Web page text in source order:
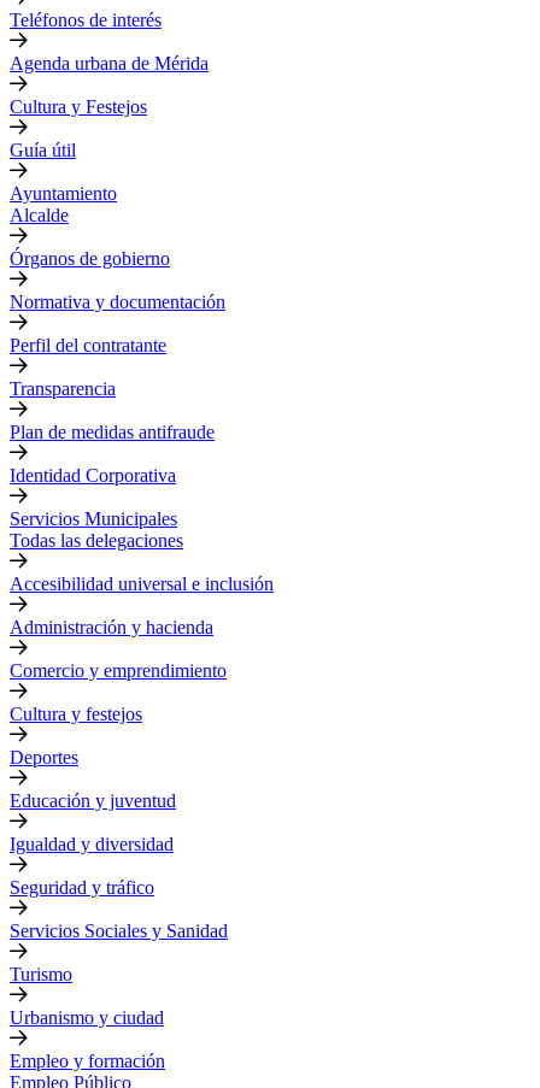
Teléfonos de interés
Agenda urbana de Mérida
Cultura y Festejos
Guía útil
Ayuntamiento
Alcalde
Órganos de gobierno
Normativa y documentación
Perfil del contratante
Transparencia
Plan de medidas antifraude
Identidad Corporativa
Servicios Municipales
Todas las delegaciones
Accesibilidad universal e inclusión
Administración y hacienda
Comercio y emprendimiento
Cultura y festejos
Deportes
Educación y juventud
Igualdad y diversidad
Seguridad y tráfico
Servicios Sociales y Sanidad
Turismo
Urbanismo y ciudad
Empleo y formación
Empleo Público